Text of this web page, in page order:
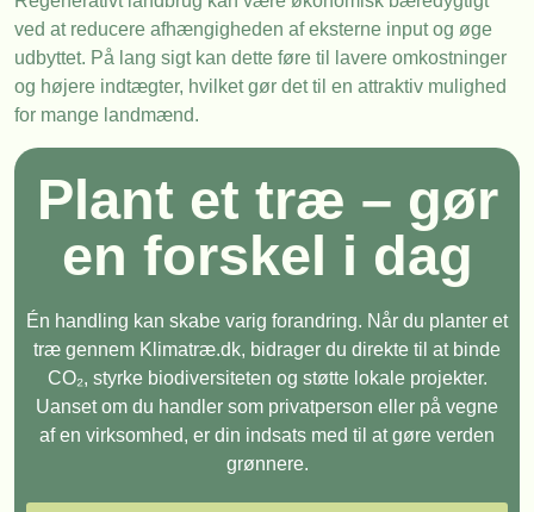
ved at reducere afhængigheden af eksterne input og øge
udbyttet. På lang sigt kan dette føre til lavere omkostninger
og højere indtægter, hvilket gør det til en attraktiv mulighed
for mange landmænd.
Plant et træ – gør
en forskel i dag
Én handling kan skabe varig forandring. Når du planter et
træ gennem Klimatræ.dk, bidrager du direkte til at binde
CO₂, styrke biodiversiteten og støtte lokale projekter.
Uanset om du handler som privatperson eller på vegne
af en virksomhed, er din indsats med til at gøre verden
grønnere.